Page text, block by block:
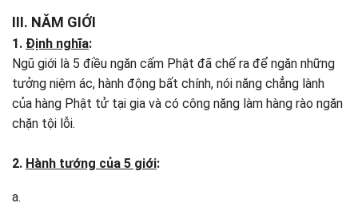
III. NĂM GIỚI
1. Định nghĩa:
Ngũ giới là 5 điều ngăn cấm Phật đã chế ra để ngăn những
tưởng niệm ác, hành động bất chính, nói năng chẳng lành
của hàng Phật tử tại gia và có công năng làm hàng rào ngăn
chặn tội lỗi.
2. Hành tướng của 5 giới:
a.